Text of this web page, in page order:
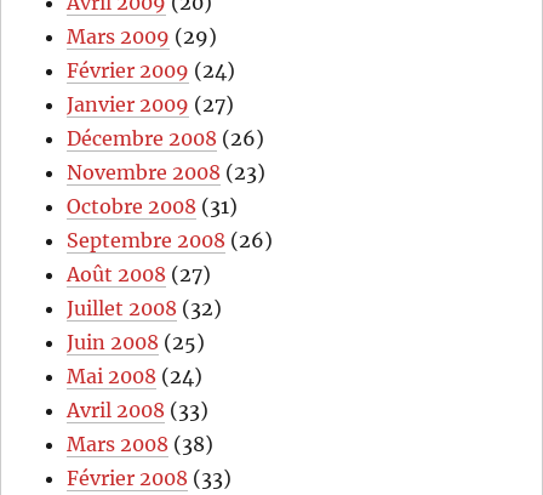
Mars 2009 (29)
Février 2009 (24)
Janvier 2009 (27)
Décembre 2008 (26)
Novembre 2008 (23)
Octobre 2008 (31)
Septembre 2008 (26)
Août 2008 (27)
Juillet 2008 (32)
Juin 2008 (25)
Mai 2008 (24)
Avril 2008 (33)
Mars 2008 (38)
Février 2008 (33)